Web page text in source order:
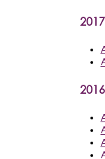
2017
2016